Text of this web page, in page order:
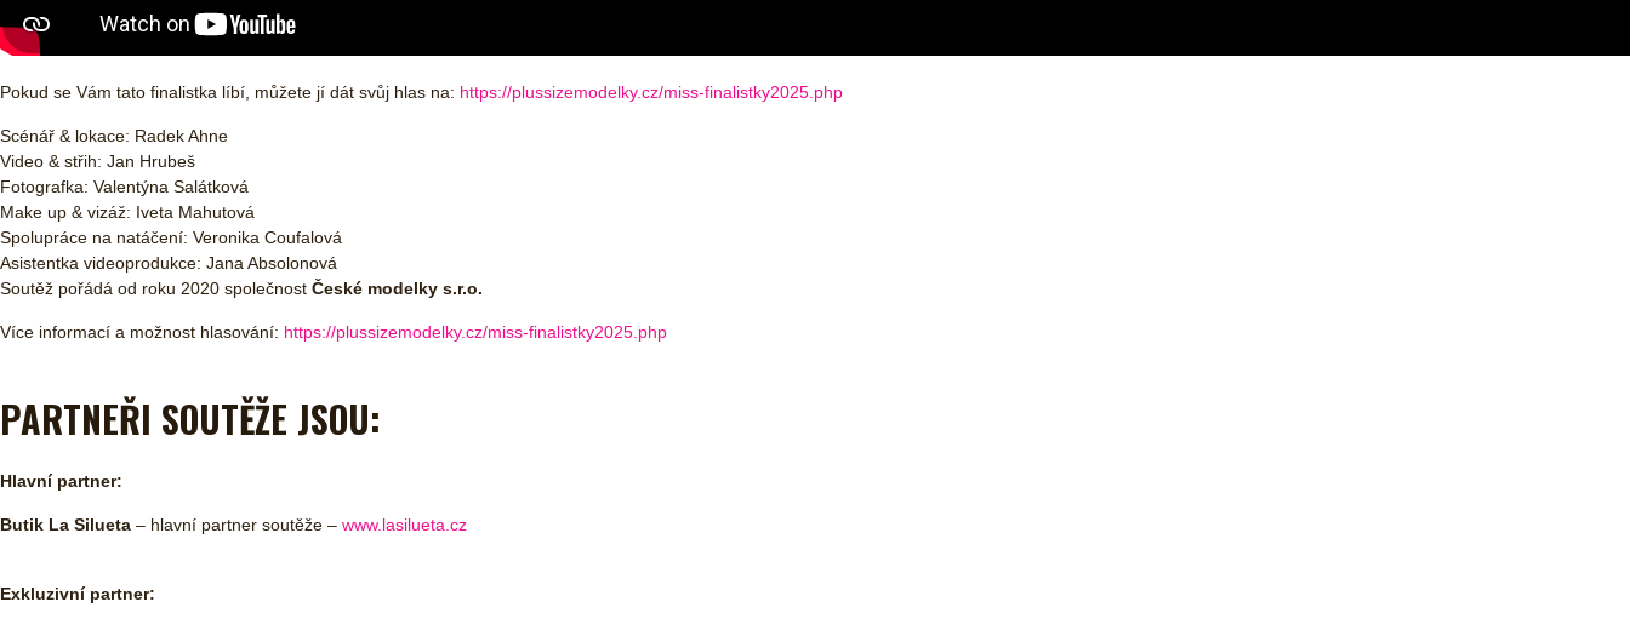
Pokud se Vám tato finalistka líbí, můžete jí dát svůj hlas na: https://plussizemodelky.cz/miss-finalistky2025.php
Scénář & lokace: Radek Ahne
Video & střih: Jan Hrubeš
Fotografka: Valentýna Salátková
Make up & vizáž: Iveta Mahutová
Spolupráce na natáčení: Veronika Coufalová
Asistentka videoprodukce: Jana Absolonová
Soutěž pořádá od roku 2020 společnost České modelky s.r.o.
Více informací a možnost hlasování: https://plussizemodelky.cz/miss-finalistky2025.php
PARTNEŘI SOUTĚŽE JSOU:
Hlavní partner:
Butik La Silueta – hlavní partner soutěže – www.lasilueta.cz
Exkluzivní partner: